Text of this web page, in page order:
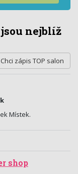
nejblíž
Chci zápis TOP salon
Místek.
shop